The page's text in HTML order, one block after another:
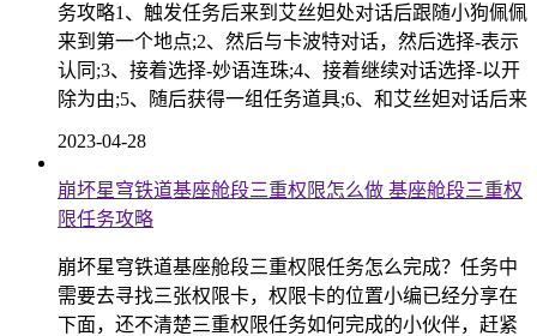
务攻略1、触发任务后来到艾丝妲处对话后跟随小狗佩佩
来到第一个地点;2、然后与卡波特对话，然后选择-表示
认同;3、接着选择-妙语连珠;4、接着继续对话选择-以开
除为由;5、随后获得一组任务道具;6、和艾丝妲对话后来
2023-04-28
崩坏星穹铁道基座舱段三重权限怎么做 基座舱段三重权
限任务攻略
崩坏星穹铁道基座舱段三重权限任务怎么完成？任务中
需要去寻找三张权限卡，权限卡的位置小编已经分享在
下面，还不清楚三重权限任务如何完成的小伙伴，赶紧